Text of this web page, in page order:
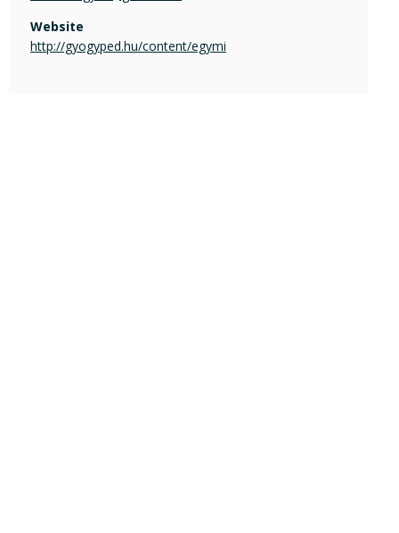
Website
http://gyogyped.hu/content/egymi